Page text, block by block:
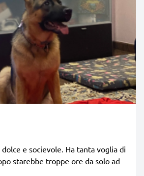
e socievole. Ha tanta voglia di
starebbe troppe ore da solo ad